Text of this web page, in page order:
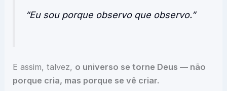
“Eu sou porque observo que observo.”
E assim, talvez, o universo se torne Deus — não
porque cria, mas porque se vê criar.